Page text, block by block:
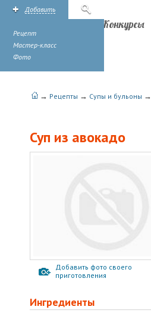
Добавить
Рецепт
Мастер-класс
Фото
Конкурсы
→ Рецепты → Супы и бульоны →
Суп из авокадо
Добавить фото своего
приготовления
Ингредиенты